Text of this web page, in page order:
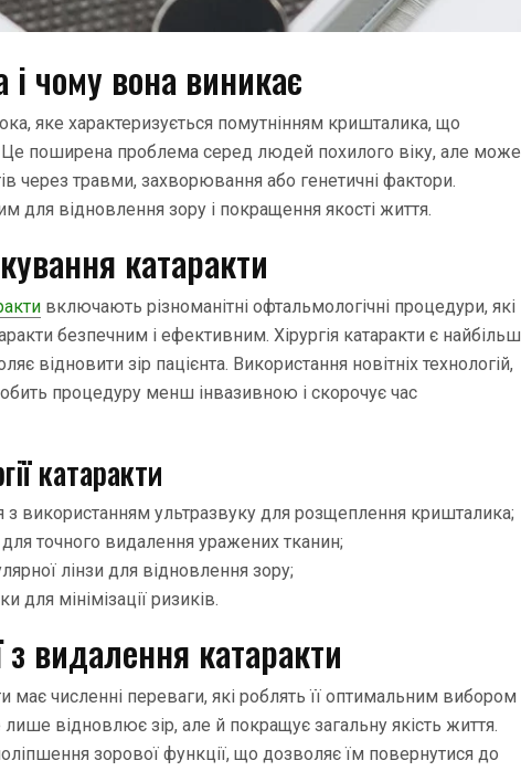
чому вона виникає
яке характеризується помутнінням кришталика, що
поширена проблема серед людей похилого віку, але може
через травми, захворювання або генетичні фактори.
для відновлення зору і покращення якості життя.
катаракти
включають різноманітні офтальмологічні процедури, які
безпечним і ефективним. Хірургія катаракти є найбільш
відновити зір пацієнта. Використання новітніх технологій,
процедуру менш інвазивною і скорочує час
катаракти
з використанням ультразвуку для розщеплення кришталика;
для точного видалення уражених тканин;
лінзи для відновлення зору;
для мінімізації ризиків.
з видалення катаракти
має численні переваги, які роблять її оптимальним вибором
лише відновлює зір, але й покращує загальну якість життя.
зорової функції, що дозволяє їм повернутися до